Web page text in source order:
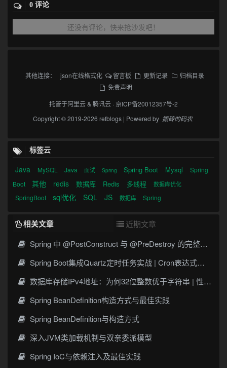
0 评论
还没有评论，快来抢沙发吧！
其他连接： json在线格式化 留言板 更新记录
归档目录
免责声明
托管于阿里云& 腾讯云 ·京ICP备20012357号-2
Copyright © 2019-2026 refblogs | Powered by 搬砖的码农
标签云
Java MySQL Java 面试 Spring Spring Boot Mysql
Spring
Boot
其他 redis 数据库 Redis 多线程 数据库优化
SpringBoot sql优化 SQL JS 数据库 Spring
相关文章
近期文章
Spring 中 @PostConstruct 与 @PreDestroy 的完整与实战
Spring Boot集成Quartz定时任务实战 | Cron表达式详解
数据库存储IPv4地址：为何32位整数优于字符串 | 性能分析
Spring BeanDefinition构造方式与最佳实践
Spring BeanDefinition与构造方式
深入JVM类加载机制与双亲委派模型
Spring IoC与依赖注入及最佳实践